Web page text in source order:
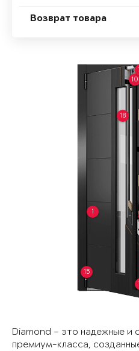
Возврат товара
1
10
15
18
Diamond – это надежные и
премиум-класса,